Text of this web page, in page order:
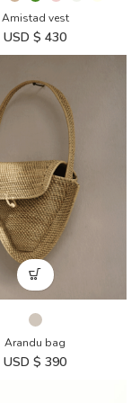
Amistad vest
USD $ 430
Arandu bag
USD $ 390